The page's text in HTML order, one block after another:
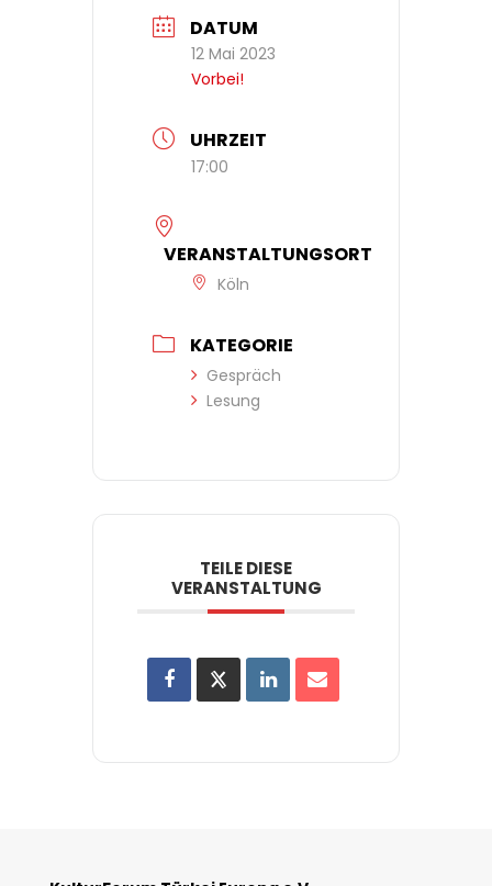
DATUM
12 Mai 2023
Vorbei!
UHRZEIT
17:00
VERANSTALTUNGSORT
Köln
KATEGORIE
Gespräch
Lesung
TEILE DIESE
VERANSTALTUNG